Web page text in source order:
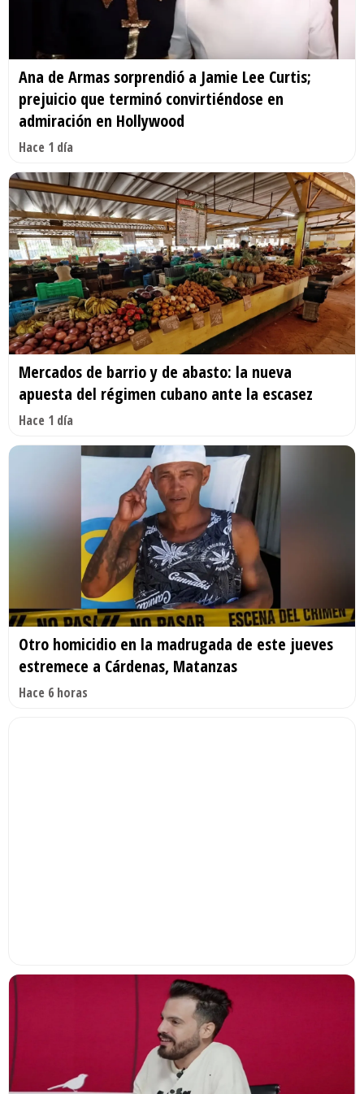
Ana de Armas sorprendió a Jamie Lee Curtis;
prejuicio que terminó convirtiéndose en
admiración en Hollywood
Hace 1 día
Mercados de barrio y de abasto: la nueva
apuesta del régimen cubano ante la escasez
Hace 1 día
Otro homicidio en la madrugada de este jueves
estremece a Cárdenas, Matanzas
Hace 6 horas